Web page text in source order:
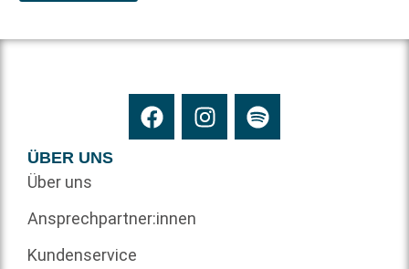
ÜBER UNS
Über uns
Ansprechpartner:innen
Kundenservice